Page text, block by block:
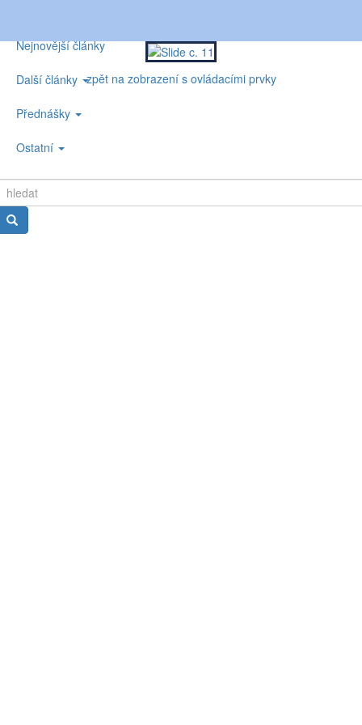
Nejnovější články
Další články
Přednášky
Ostatní
zpět na zobrazení s ovládacími prvky